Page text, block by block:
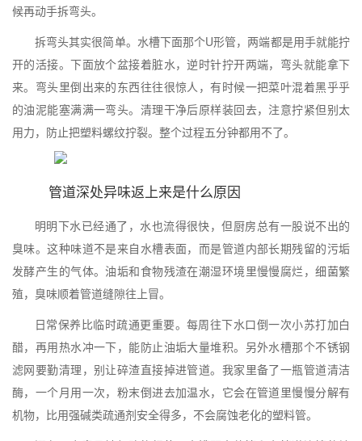
候再动手拆弯头。
拆弯头其实很简单。水槽下面那个U形管，两端都是用手就能拧
开的活接。下面放个盆接着脏水，逆时针拧开两端，弯头就能拿下
来。弯头里倒出来的东西往往很惊人，有时候一把菜叶混着黑乎乎
的油泥能塞满满一弯头。清理干净后原样装回去，注意拧紧但别太
用力，防止把塑料螺纹拧裂。整个过程五分钟都用不了。
管道深处异味返上来是什么原因
明明下水已经通了，水也流得很快，但厨房总有一股说不出的
臭味。这种味道不是来自水槽表面，而是管道内部长期残留的污垢
发酵产生的气体。油垢和食物残渣在潮湿环境里慢慢腐烂，细菌繁
殖，臭味顺着管道缝隙往上冒。
日常保养比临时疏通更重要。每周往下水口倒一次小苏打加白
醋，再用热水冲一下，能防止油垢大量堆积。另外水槽那个不锈钢
滤网要勤清理，别让碎渣直接掉进管道。我家里备了一瓶管道清洁
酶，一个月用一次，粉末倒进去加温水，它会在管道里慢慢分解有
机物，比用强碱类疏通剂安全得多，不会腐蚀老化的塑料管。